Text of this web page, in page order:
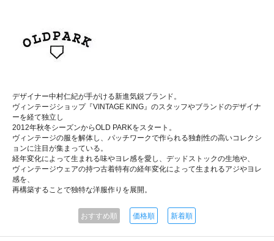
デザイナー中村仁紀が手がける新進気鋭ブランド。
ヴィンテージショップ『VINTAGE KING』のスタッフやブランドのデザイナ
ーを経て独立し
2012年秋冬シーズンからOLD PARKをスタート。
ヴィンテージの服を解体し、パッチワークで作られる独創性の高いコレクシ
ョンに注目が集まっている。
経年変化によって生まれる味やヨレ感を愛し、デッドストックの生地や、
ヴィンテージウェアの持つ古着特有の経年変化によって生まれるアジやヨレ
感を、
再構築することで独特な洋服作りを展開。
おすすめ順 価格順 新着順